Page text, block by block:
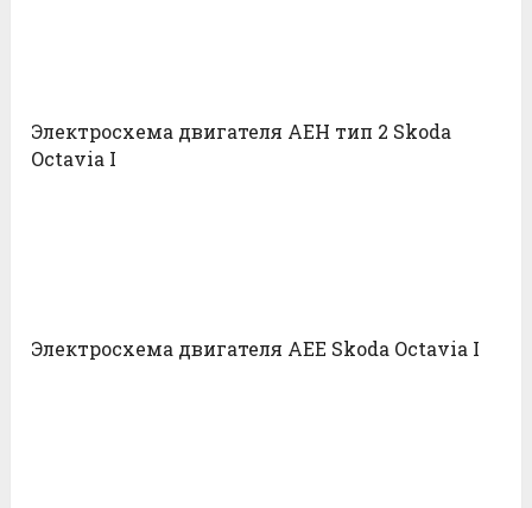
Электросхема двигателя AEH тип 2 Skoda
Octavia I
Электросхема двигателя AEE Skoda Octavia I